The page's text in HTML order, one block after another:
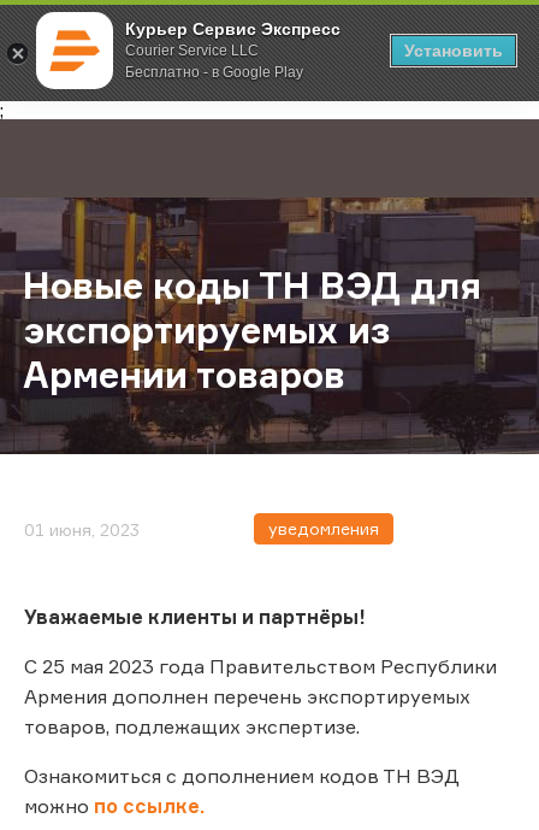
Курьер Сервис Экспресс
Courier Service LLC
Бесплатно - в Google Play
Установить
;
Главная О компании Новости Новые коды ТН ВЭД для
Новые коды ТН ВЭД для
экспортируемых из
Армении товаров
01 июня, 2023 уведомления
Уважаемые клиенты и партнёры!
С 25 мая 2023 года Правительством Республики
Армения дополнен перечень экспортируемых
товаров, подлежащих экспертизе.
Ознакомиться с дополнением кодов ТН ВЭД
можно по ссылке.